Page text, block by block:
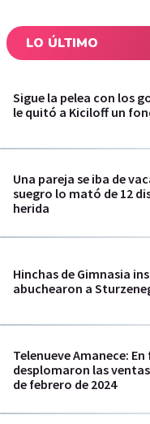
LO ÚLTIMO
Sigue la pelea con los
le quitó a Kiciloff un
Una pareja se iba de
suegro lo mató de 12
herida
Hinchas de Gimnasia
abuchearon a
Telenueve Amanece:
desplomaron las
de febrero de 2024